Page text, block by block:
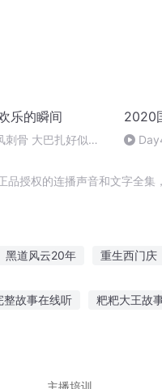
乐的瞬间
刺骨 大巴扎好似温
2020
授权的连播声音和文字全集
黑道风云20年 重生西门庆
整故事在线听 粑粑大王故
主播培训